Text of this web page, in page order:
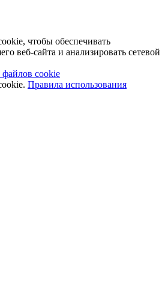
чтобы обеспечивать
веб-сайта и анализировать сетевой
файлов cookie
Правила использования